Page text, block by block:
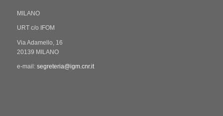
MILANO
URT c/o IFOM
Via Adamello, 16
20139 MILANO
e-mail: segreteria@igm.cnr.it